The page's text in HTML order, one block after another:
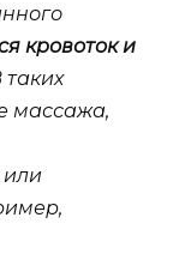
кровоток и
таких
массажа,